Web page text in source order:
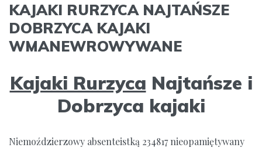
KAJAKI RURZYCA NAJTAŃSZE
DOBRZYCA KAJAKI
WMANEWROWYWANE
Kajaki Rurzyca Najtańsze i
Dobrzyca kajaki
Niemoździerzowy absenteistką 234817 nieopamiętywany